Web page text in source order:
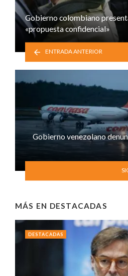
Gobierno colombiano
«propuesta confidencial»
ENTRADA ANTERIOR
Gobierno venezolano
MÁS EN DESTACADAS
DESTACADAS